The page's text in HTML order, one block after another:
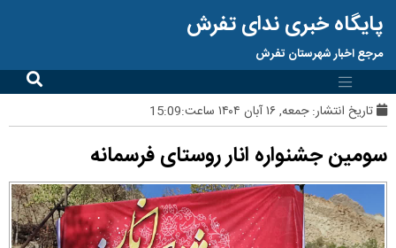
پایگاه خبری ندای تفرش
مرجع اخبار شهرستان تفرش
تاریخ انتشار:جمعه, ۱۶ آبان ۱۴۰۴ ساعت:15:09
سومین جشنواره انار روستای فرسمانه